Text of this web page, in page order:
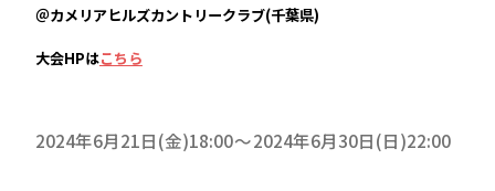
＠カメリアヒルズカントリークラブ(千葉県)
大会HPは⁠こちら
2024年6月21日(金)18:00 2024年6月30日(日)22:00